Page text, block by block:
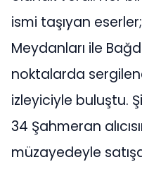
ismi taşıyan
Meydanları ile
noktalarda
izleyiciyle buluştu.
34 Şahmeran
müzayedeyle